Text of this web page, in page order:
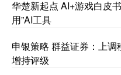
华楚新起点 AI+游戏白皮
用”AI工具
申银策略 群益证券：上
增持评级